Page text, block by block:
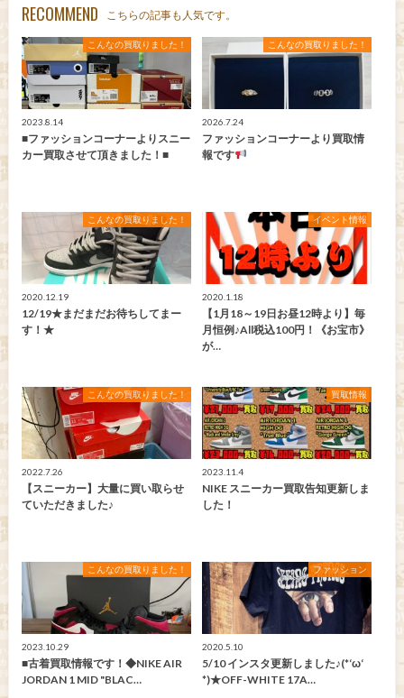
RECOMMEND こちらの記事も人気です。
こんなの買取りました！
2023.8.14
■ファッションコーナーよりスニー
カー買取させて頂きました！■
こんなの買取りました！
2026.7.24
ファッションコーナーより買取情
報です
こんなの買取りました！
2020.12.19
12/19★まだまだお待ちしてまー
す！★
イベント情報
2020.1.18
【1月18～19日お昼12時より】毎
月恒例♪All税込100円！《お宝市》
が…
こんなの買取りました！
2022.7.26
【スニーカー】大量に買い取らせ
ていただきました♪
買取情報
2023.11.4
NIKE スニーカー買取告知更新しま
した！
こんなの買取りました！
2023.10.29
■古着買取情報です！◆NIKE AIR
JORDAN 1 MID "BLAC…
ファッション
2020.5.10
5/10 インスタ更新しました♪(*‘ω‘
*)★OFF-WHITE 17A…